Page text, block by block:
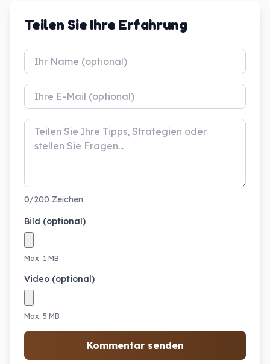
Teilen Sie Ihre Erfahrung
0/200 Zeichen
Bild (optional)
Max. 1 MB
Video (optional)
Max. 5 MB
Kommentar senden